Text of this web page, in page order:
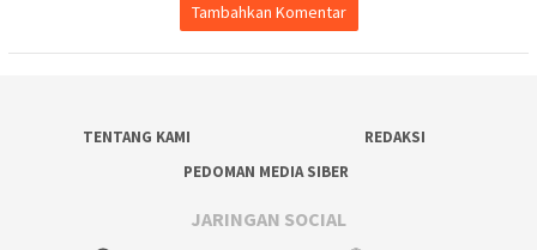
Tambahkan Komentar
TENTANG KAMI
REDAKSI
PEDOMAN MEDIA SIBER
JARINGAN SOCIAL